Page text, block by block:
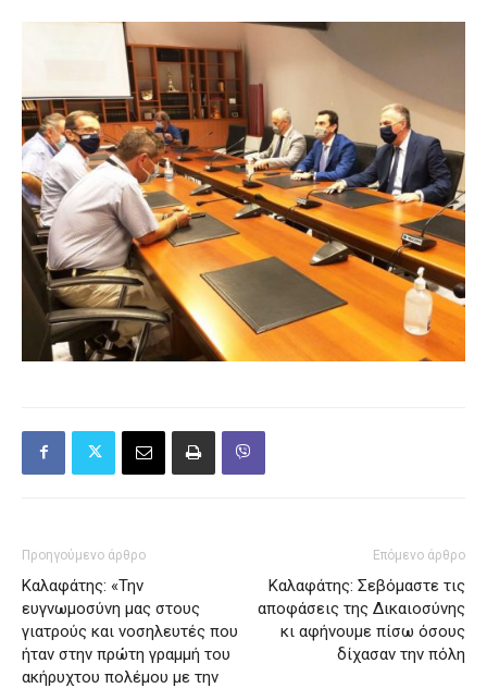
Προηγούμενο άρθρο
Καλαφάτης: «Την
ευγνωμοσύνη μας στους
γιατρούς και νοσηλευτές που
ήταν στην πρώτη γραμμή του
ακήρυχτου πολέμου με την
Επόμενο άρθρο
Καλαφάτης: Σεβόμαστε τις
αποφάσεις της Δικαιοσύνης
κι αφήνουμε πίσω όσους
δίχασαν την πόλη